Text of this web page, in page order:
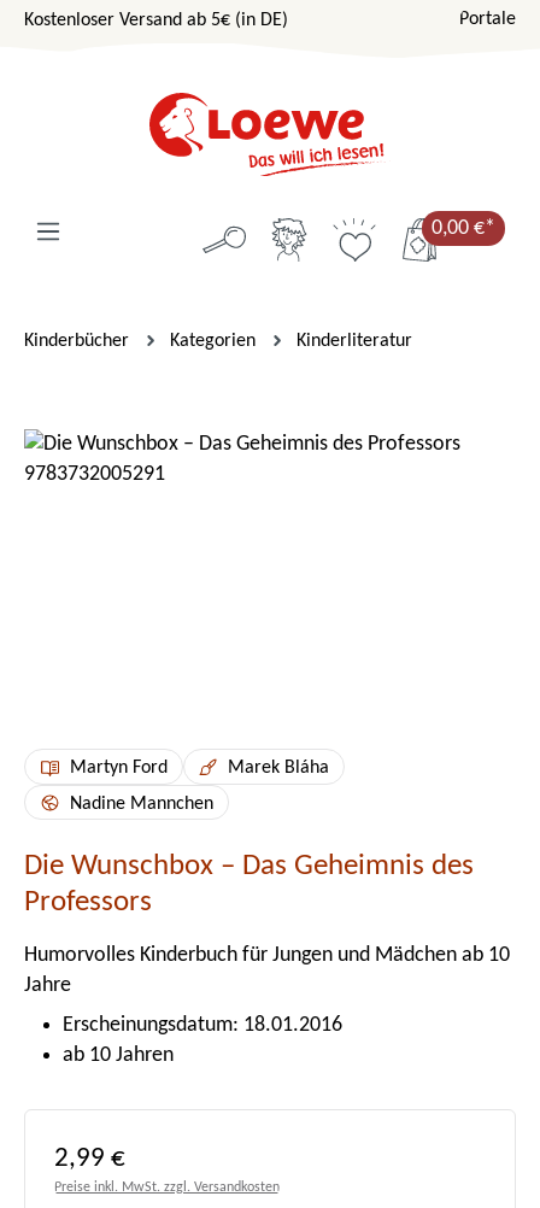
Zum Hauptinhalt springen
Kostenloser Versand ab 5€ (in DE) Portale
0,00 €*
Kinderbücher Kategorien Kinderliteratur
Bildergalerie überspringen
Martyn Ford
Marek Bláha
Nadine Mannchen
Die Wunschbox – Das Geheimnis des
Professors
Humorvolles Kinderbuch für Jungen und Mädchen ab 10
Jahre
Erscheinungsdatum: 18.01.2016
ab 10 Jahren
Regulärer Preis:
2,99 €
Preise inkl. MwSt. zzgl. Versandkosten